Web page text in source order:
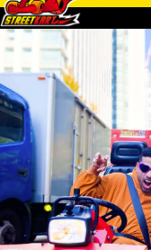
เกี่ยวกับ
การเข้าถึง
บริษัท
Tokyo Shinagawa
Tokyo